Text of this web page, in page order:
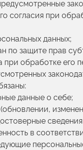
согласия при
данных;
по защите прав
обработке его
данные о себе;
в